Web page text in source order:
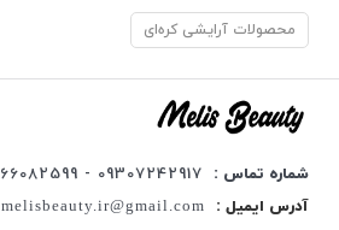
محصولات آرایشی کره‌ای
شماره تماس :
09307242917 - 02166082599
آدرس ایمیل :
melisbeauty.ir@gmail.com